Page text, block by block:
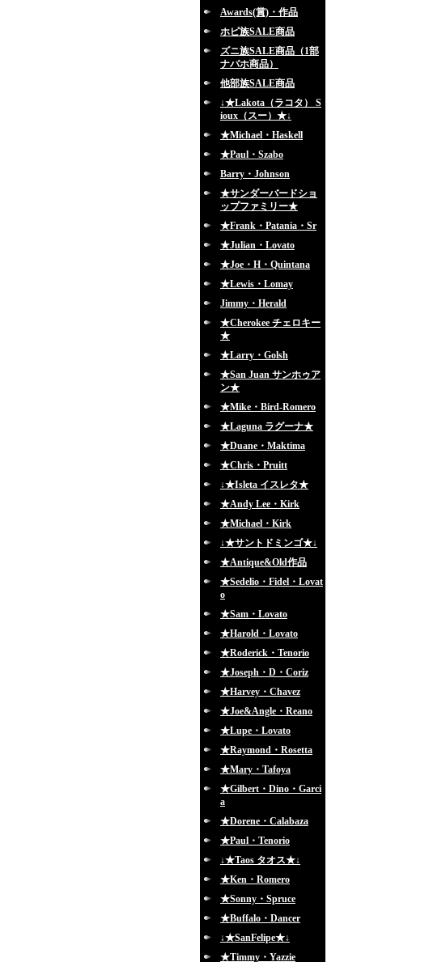
Awards(賞)・作品
ホピ族SALE商品
ズニ族SALE商品（1部
ナバホ商品）
他部族SALE商品
↓★Lakota（ラコタ） S
ioux（スー）★↓
★Michael・Haskell
★Paul・Szabo
Barry・Johnson
★サンダーバードショ
ップファミリー★
★Frank・Patania・Sr
★Julian・Lovato
★Joe・H・Quintana
★Lewis・Lomay
Jimmy・Herald
★Cherokee チェロキー
★
★Larry・Golsh
★San Juan サンホゥア
ン★
★Mike・Bird-Romero
★Laguna ラグーナ★
★Duane・Maktima
★Chris・Pruitt
↓★Isleta イスレタ★
★Andy Lee・Kirk
★Michael・Kirk
↓★サントドミンゴ★↓
★Antique&Old作品
★Sedelio・Fidel・Lovat
o
★Sam・Lovato
★Harold・Lovato
★Roderick・Tenorio
★Joseph・D・Coriz
★Harvey・Chavez
★Joe&Angle・Reano
★Lupe・Lovato
★Raymond・Rosetta
★Mary・Tafoya
★Gilbert・Dino・Garci
a
★Dorene・Calabaza
★Paul・Tenorio
↓★Taos タオス★↓
★Ken・Romero
★Sonny・Spruce
★Buffalo・Dancer
↓★SanFelipe★↓
★Timmy・Yazzie